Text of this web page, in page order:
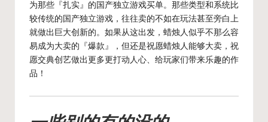
为那些『扎实』的国产独立游戏买单。那些类型和系统比
较传统的国产独立游戏，往往卖的不如在玩法甚至旁白上
就做出巨大创新的。如果从这出发，蜡烛人似乎不那么容
易成为大卖的『爆款』，但还是祝愿蜡烛人能够大卖，祝
愿交典创艺做出更多更打动人心、给玩家们带来乐趣的作
品！